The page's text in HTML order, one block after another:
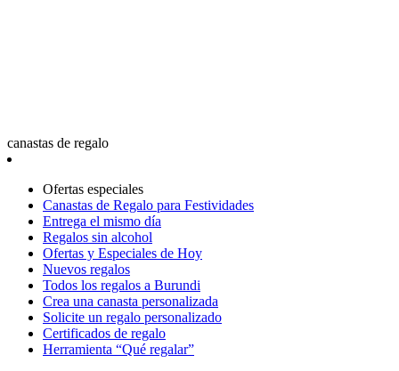
canastas de regalo
Ofertas especiales
Canastas de Regalo para Festividades
Entrega el mismo día
Regalos sin alcohol
Ofertas y Especiales de Hoy
Nuevos regalos
Todos los regalos a Burundi
Crea una canasta personalizada
Solicite un regalo personalizado
Certificados de regalo
Herramienta “Qué regalar”